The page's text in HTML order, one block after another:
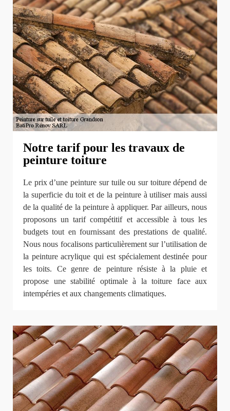
Notre tarif pour les travaux de
peinture toiture
Le prix d’une peinture sur tuile ou sur toiture dépend de
la superficie du toit et de la peinture à utiliser mais aussi
de la qualité de la peinture à appliquer. Par ailleurs, nous
proposons un tarif compétitif et accessible à tous les
budgets tout en fournissant des prestations de qualité.
Nous nous focalisons particulièrement sur l’utilisation de
la peinture acrylique qui est spécialement destinée pour
les toits. Ce genre de peinture résiste à la pluie et
propose une stabilité optimale à la toiture face aux
intempéries et aux changements climatiques.